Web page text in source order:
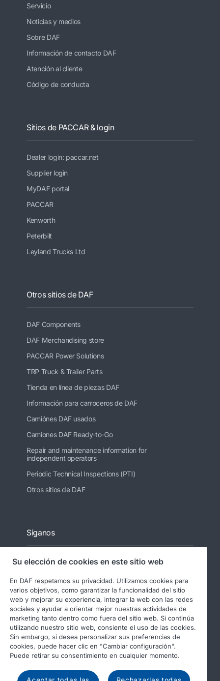
Servicio
Noticias y medios
Sobre DAF
Información de contacto DAF
Atención al cliente
Código de conducta
Sitios de PACCAR & login
Dealer login: paccar.net
Supplier login
MyDAF portal
PACCAR
Kenworth
Peterbilt
Leyland Trucks Ltd
Otros sitios de DAF
DAF Components
DAF Merchandising store
PACCAR Power Solutions
TRP Truck & Trailer Parts
Tienda en línea de piezas DAF
Información para carroceros de DAF
Camiónes DAF usados
Camiones DAF Ready-to-Go
Repair and maintenance information for
independent operators
Periodic Technical Inspections (PTI)
Otros sitios de DAF
Síganos
© 2026 DAF
Aviso legal
Declaración de privacidad
Condiciones generales
Uso de cookies en DAF
Informes regulatorios
Su elección de cookies en este sitio web
En DAF respetamos su privacidad. Utilizamos cookies para
varios objetivos, como garantizar la funcionalidad del sitio
web y mejorar su experiencia, integrar la web con las redes
sociales y ayudar a orientar mejor nuestras actividades de
marketing tanto dentro como fuera del sitio web. Si continúa
utilizando nuestro sitio web, consiente el uso de las cookies.
Sin embargo, si desea personalizar sus preferencias de
cookies, puede hacer clic en "Cambiar configuración".
Puede retirar su consentimiento en cualquier momento.